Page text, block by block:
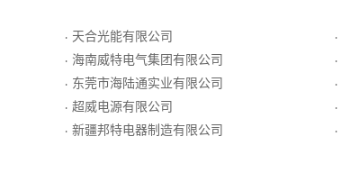
· 天合光能有限公司
· 海南威特电气集团有限公司
· 东莞市海陆通实业有限公司
· 超威电源有限公司
· 新疆邦特电器制造有限公司
·
·
·
·
·